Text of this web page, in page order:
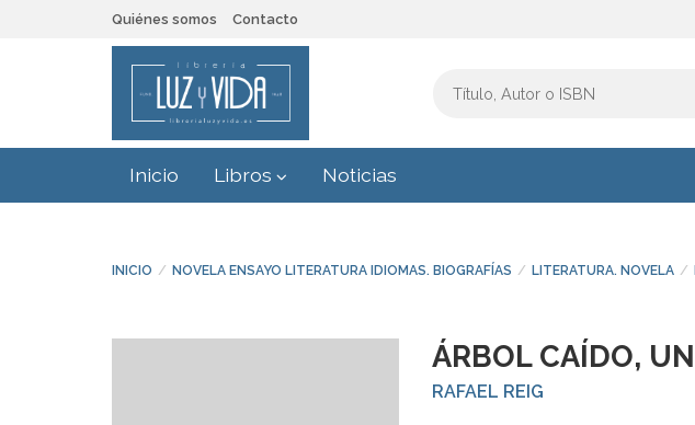
Quiénes somos Contacto
Inicio Libros Noticias
INICIO NOVELA ENSAYO LITERATURA IDIOMAS. BIOGRAFÍAS LITERATURA. NOVELA
ÁRBOL CAÍDO, UN
RAFAEL REIG